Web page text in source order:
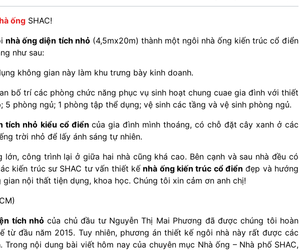
ống SHAC!
nhà ống diện tích nhỏ(4,5mx20m) thành một ngôi nhà ống kiến trúc cổ điển
như sau:
không gian này làm khu trưng bày kinh doanh.
bố trí các phòng chức năng phục vụ sinh hoạt chung cuae gia đình với thiết
5 phòng ngủ; 1 phòng tập thể dụng; vệ sinh các tầng và vệ sinh phòng ngủ.
tích nhỏ kiểu cổ điển của gia đình mình thoáng, có chỗ đặt cây xanh ở các
trời nhỏ để lấy ánh sáng tự nhiên.
công trình lại ở giữa hai nhà cũng khá cao. Bên cạnh và sau nhà đều có
kiến trúc sư SHAC tư vấn thiết kế nhà ống kiến trúc cổ điển đẹp và hướng
nội thất tiện dụng, khoa học. Chúng tôi xin cảm ơn anh chị!
tích nhỏ của chủ đầu tư Nguyễn Thị Mai Phương đã được chúng tôi hoàn
từ đầu năm 2015. Tuy nhiên, phương án thiết kế ngôi nhà này rất được các
Trong nội dung bài viết hôm nay của chuyên mục Nhà ống – Nhà phố SHAC,